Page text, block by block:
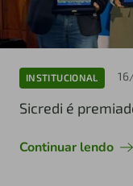
INSTITUCIONAL
Sicredi é
Continuar lendo